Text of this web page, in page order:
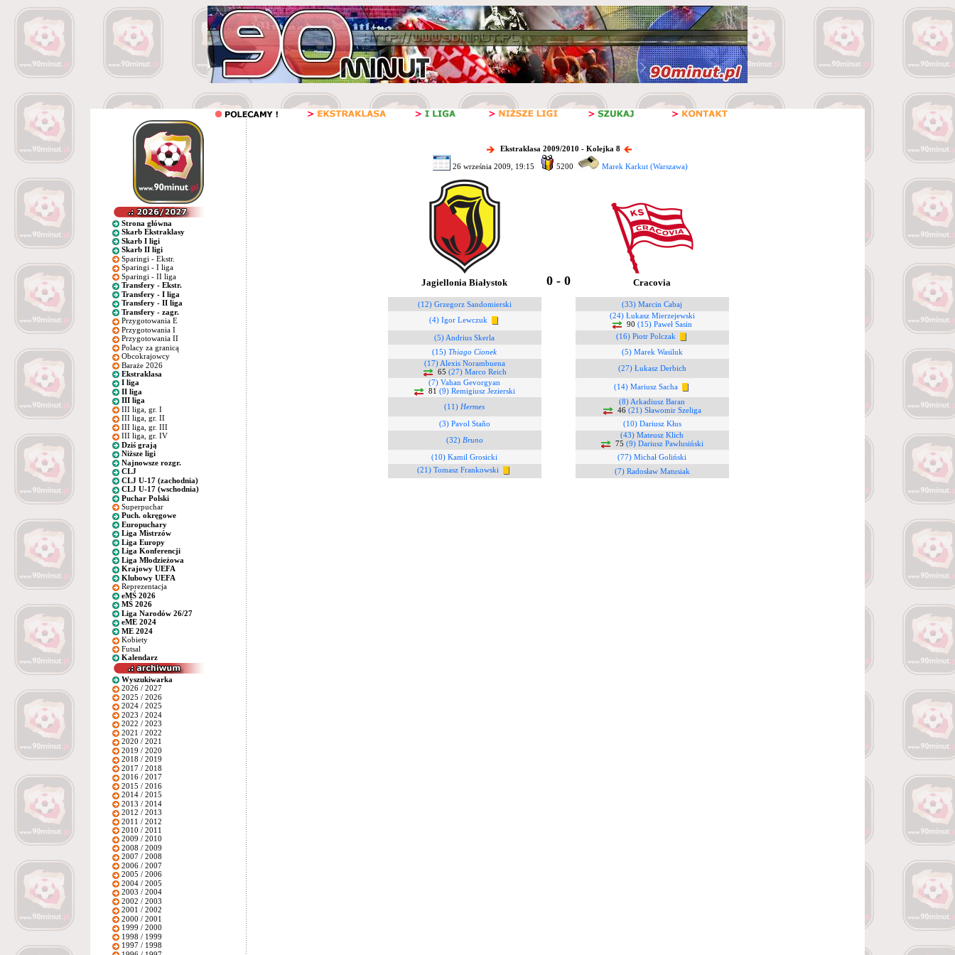
Strona główna
Skarb Ekstraklasy
Skarb I ligi
Skarb II ligi
Sparingi - Ekstr.
Sparingi - I liga
Sparingi - II liga
Transfery - Ekstr.
Transfery - I liga
Transfery - II liga
Transfery - zagr.
Przygotowania E
Przygotowania I
Przygotowania II
Polacy za granicą
Obcokrajowcy
Baraże 2026
Ekstraklasa
I liga
II liga
III liga
III liga, gr. I
III liga, gr. II
III liga, gr. III
III liga, gr. IV
Dziś grają
Niższe ligi
Najnowsze rozgr.
CLJ
CLJ U-17 (zachodnia)
CLJ U-17 (wschodnia)
Puchar Polski
Superpuchar
Puch. okręgowe
Europuchary
Liga Mistrzów
Liga Europy
Liga Konferencji
Liga Młodzieżowa
Krajowy UEFA
Klubowy UEFA
Reprezentacja
eMŚ 2026
MŚ 2026
Liga Narodów 26/27
eME 2024
ME 2024
Kobiety
Futsal
Kalendarz
Wyszukiwarka
2026 / 2027
2025 / 2026
2024 / 2025
2023 / 2024
2022 / 2023
2021 / 2022
2020 / 2021
2019 / 2020
2018 / 2019
2017 / 2018
2016 / 2017
2015 / 2016
2014 / 2015
2013 / 2014
2012 / 2013
2011 / 2012
2010 / 2011
2009 / 2010
2008 / 2009
2007 / 2008
2006 / 2007
2005 / 2006
2004 / 2005
2003 / 2004
2002 / 2003
2001 / 2002
2000 / 2001
1999 / 2000
1998 / 1999
1997 / 1998
Ekstraklasa 2009/2010 - Kolejka 8
26 września 2009, 19:15 5200 Marek Karkut (Warszawa)
Jagiellonia Białystok 0 - 0 Cracovia
(12) Grzegorz Sandomierski
(33) Marcin Cabaj
(4) Igor Lewczuk
(24) Łukasz Mierzejewski
90 (15) Paweł Sasin
(5) Andrius Skerla
(16) Piotr Polczak
(15) Thiago Cionek
(5) Marek Wasiluk
(17) Alexis Norambuena
65 (27) Marco Reich
(27) Łukasz Derbich
(7) Vahan Gevorgyan
81 (9) Remigiusz Jezierski (14) Mariusz Sacha
(11) Hermes
(8) Arkadiusz Baran
46 (21) Sławomir Szeliga
(3) Pavol Staňo
(10) Dariusz Kłus
(32) Bruno
(43) Mateusz Klich
75 (9) Dariusz Pawlusiński
(10) Kamil Grosicki
(77) Michał Goliński
(21) Tomasz Frankowski
(7) Radosław Matusiak